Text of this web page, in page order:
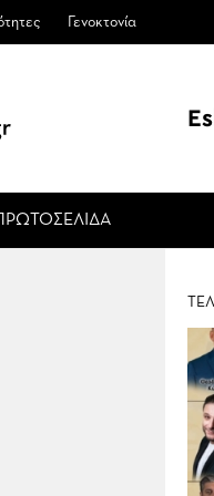
Γενοκτονία
ΠΡΩΤΟΣΕΛΙΔΑ